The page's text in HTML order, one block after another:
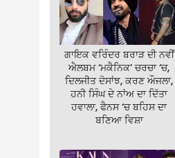
ਗਾਇਕ ਵਰਿੰਦਰ ਬਰਾੜ ਦੀ ਨਵੀਂ
ਐਲਬਮ ‘ਮਕੈਨਿਕ’ ਚਰਚਾ ‘ਚ,
ਦਿਲਜੀਤ ਦੋਸਾਂਝ, ਕਰਣ ਔਜਲਾ,
ਹਨੀ ਸਿੰਘ ਦੇ ਨਾਂਅ ਦਾ ਦਿੱਤਾ
ਹਵਾਲਾ, ਫੈਨਸ ‘ਚ ਬਹਿਸ ਦਾ
ਬਣਿਆ ਵਿਸ਼ਾ